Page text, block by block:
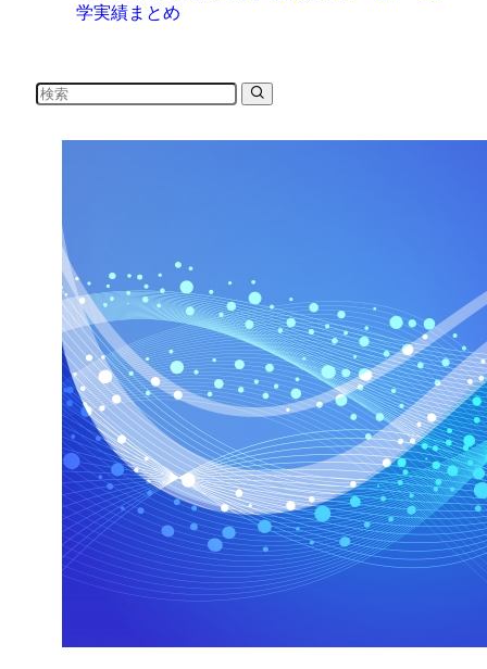
学実績まとめ